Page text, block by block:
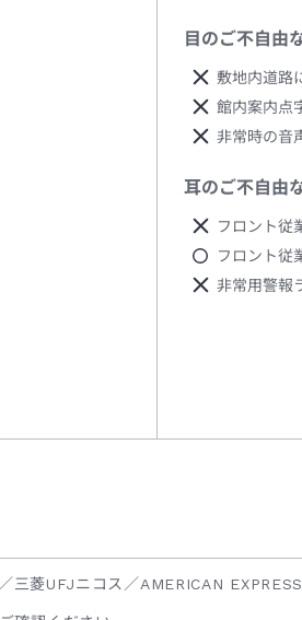
目のご不自由
敷地内道路
館内案内点
非常時の音
耳のご不自由
フロント従
フロント従
非常用警報
菱UFJニコス／AMERICAN EXPRESS